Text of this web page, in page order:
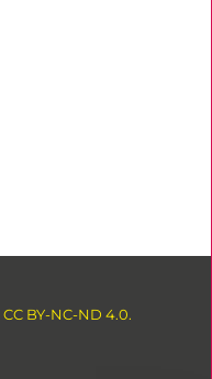
CC BY-NC-ND 4.0.